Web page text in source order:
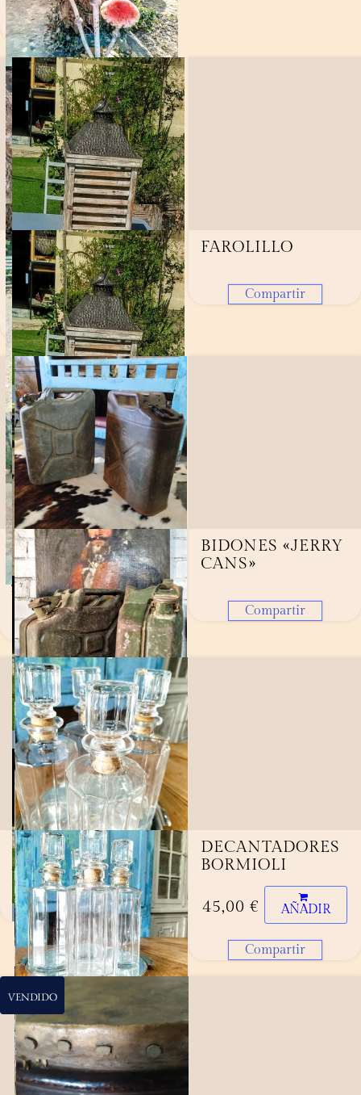
Compartir
COPA
DECORATIVA
MANISES
Compartir
FAROLILLO
Compartir
ESPEJO INGLÉS
980,00€ AÑADIR
Compartir
BIDONES «JERRY
CANS»
Compartir
PORRONES
METÁLICOS
Compartir
DECANTADORES
BORMIOLI
45,00 € AÑADIR
Compartir
VENDIDO